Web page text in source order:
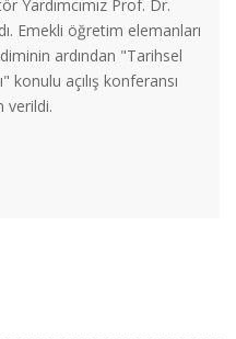
Yardımcımız Prof. Dr.
Emekli öğretim elemanları
ardından "Tarihsel
konulu açılış konferansı
verildi.
En Etkili Bilim
EXAM DATES